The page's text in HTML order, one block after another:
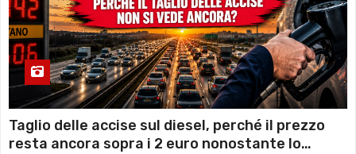
Taglio delle accise sul diesel, perché il prezzo
resta ancora sopra i 2 euro nonostante lo